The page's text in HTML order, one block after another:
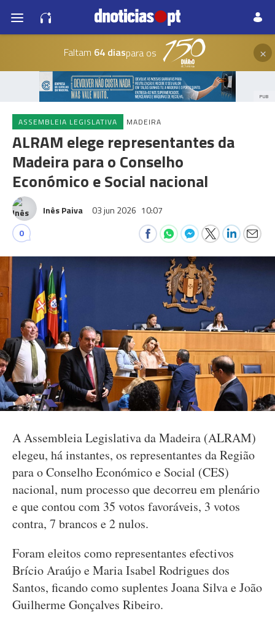
Faltam 64 diaspara os ×
PUB
ASSEMBLEIA LEGISLATIVA MADEIRA
ALRAM elege representantes da
Madeira para o Conselho
Económico e Social nacional
Inês Paiva 03 jun 2026 10:07
0
A Assembleia Legislativa da Madeira (ALRAM)
elegeu, há instantes, os representantes da Região
para o Conselho Económico e Social (CES)
nacional, num processo que decorreu em plenário
e que contou com 35 votos favoráveis, 3 votos
contra, 7 brancos e 2 nulos.
Foram eleitos como representantes efectivos
Brício Araújo e Maria Isabel Rodrigues dos
Santos, ficando como suplentes Joana Silva e João
Guilherme Gonçalves Ribeiro.